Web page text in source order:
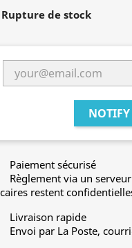
Rupture de stock
Paiement sécurisé
Règlement via un
restent
Livraison rapide
Envoi par La Poste,